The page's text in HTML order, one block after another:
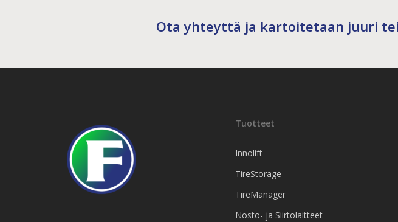
Ota yhteyttä ja kartoitetaan juuri
Tuotteet
Innolift
TireStorage
TireManager
Nosto- ja Siirtolaitteet